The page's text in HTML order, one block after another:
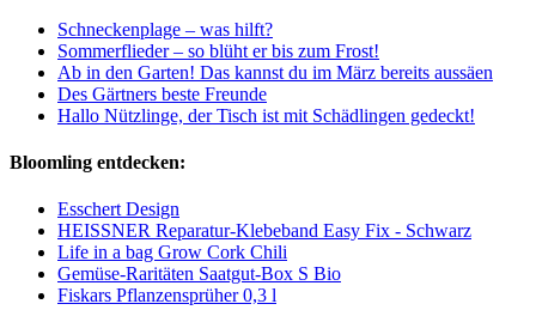
Schneckenplage – was hilft?
Sommerflieder – so blüht er bis zum Frost!
Ab in den Garten! Das kannst du im März bereits aussäen
Des Gärtners beste Freunde
Hallo Nützlinge, der Tisch ist mit Schädlingen gedeckt!
Bloomling entdecken:
Esschert Design
HEISSNER Reparatur-Klebeband Easy Fix - Schwarz
Life in a bag Grow Cork Chili
Gemüse-Raritäten Saatgut-Box S Bio
Fiskars Pflanzensprüher 0,3 l